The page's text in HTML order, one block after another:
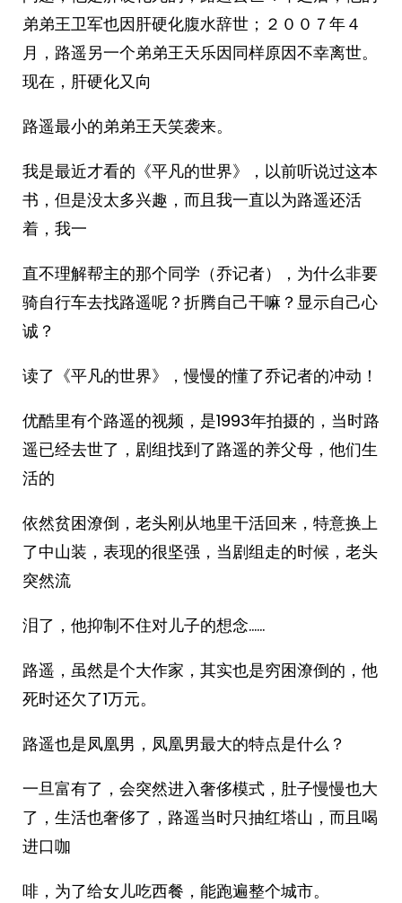
弟弟王卫军也因肝硬化腹水辞世；２００７年４
月，路遥另一个弟弟王天乐因同样原因不幸离世。
现在，肝硬化又向
路遥最小的弟弟王天笑袭来。
我是最近才看的《平凡的世界》，以前听说过这本
书，但是没太多兴趣，而且我一直以为路遥还活
着，我一
直不理解帮主的那个同学（乔记者），为什么非要
骑自行车去找路遥呢？折腾自己干嘛？显示自己心
诚？
读了《平凡的世界》，慢慢的懂了乔记者的冲动！
优酷里有个路遥的视频，是1993年拍摄的，当时路
遥已经去世了，剧组找到了路遥的养父母，他们生
活的
依然贫困潦倒，老头刚从地里干活回来，特意换上
了中山装，表现的很坚强，当剧组走的时候，老头
突然流
泪了，他抑制不住对儿子的想念……
路遥，虽然是个大作家，其实也是穷困潦倒的，他
死时还欠了1万元。
路遥也是凤凰男，凤凰男最大的特点是什么？
一旦富有了，会突然进入奢侈模式，肚子慢慢也大
了，生活也奢侈了，路遥当时只抽红塔山，而且喝
进口咖
啡，为了给女儿吃西餐，能跑遍整个城市。